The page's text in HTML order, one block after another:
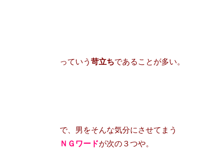
っていう 苛立ちであることが多い。
で、男をそんな気分にさせてまう
ＮＧワードが次の３つや。